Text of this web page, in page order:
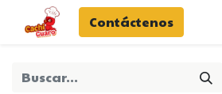
Contáctenos